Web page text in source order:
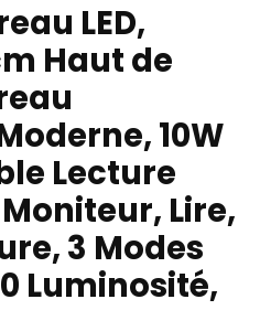
LED,
Haut de
10W
Lecture
Lire,
3 Modes
Luminosité,